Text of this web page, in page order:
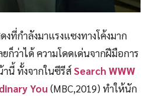
ที่กำลังมาแรงแซงทางโค้งมาก
ก็ว่าได้ ความโดดเด่นจากฝีมือการ
นี้ ทั้งจากในซีรีส์Search WWW
You (MBC,2019) ทำให้นัก